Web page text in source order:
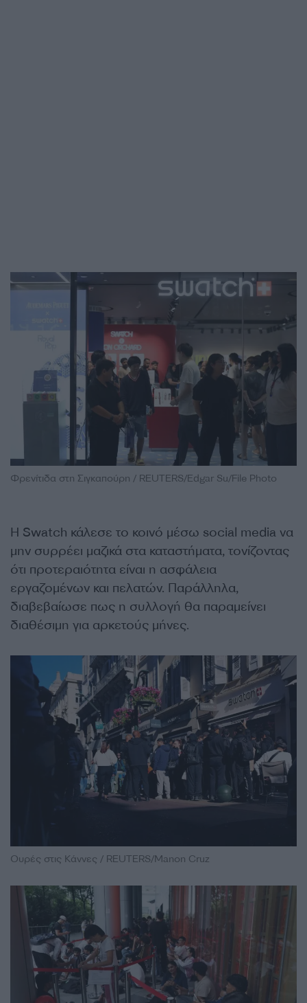
Φρενίτιδα στη Σιγκαπούρη / REUTERS/Edgar Su/File Photo
Η Swatch κάλεσε το κοινό μέσω social media να
μην συρρέει μαζικά στα καταστήματα, τονίζοντας
ότι προτεραιότητα είναι η ασφάλεια
εργαζομένων και πελατών. Παράλληλα,
διαβεβαίωσε πως η συλλογή θα παραμείνει
διαθέσιμη για αρκετούς μήνες.
Ουρές στις Κάννες / REUTERS/Manon Cruz